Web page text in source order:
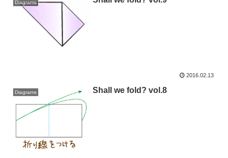
Diagrams
2016.02.13
Diagrams Shall we fold? vol.8